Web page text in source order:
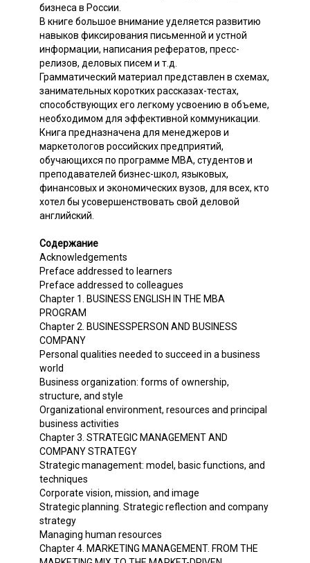
бизнеса в России.
В книге большое внимание уделяется развитию
навыков фиксирования письменной и устной
информации, написания рефератов, пресс-
релизов, деловых писем и т.д.
Грамматический материал представлен в схемах,
занимательных коротких рассказах-тестах,
способствующих его легкому усвоению в объеме,
необходимом для эффективной коммуникации.
Книга предназначена для менеджеров и
маркетологов российских предприятий,
обучающихся по программе МВА, студентов и
преподавателей бизнес-школ, языковых,
финансовых и экономических вузов, для всех, кто
хотел бы усовершенствовать свой деловой
английский.
Содержание
Acknowledgements
Preface addressed to learners
Preface addressed to colleagues
Chapter 1. BUSINESS ENGLISH IN THE MBA
PROGRAM
Chapter 2. BUSINESSPERSON AND BUSINESS
COMPANY
Personal qualities needed to succeed in a business
world
Business organization: forms of ownership,
structure, and style
Organizational environment, resources and principal
business activities
Chapter 3. STRATEGIC MANAGEMENT AND
COMPANY STRATEGY
Strategic management: model, basic functions, and
techniques
Corporate vision, mission, and image
Strategic planning. Strategic reflection and company
strategy
Managing human resources
Chapter 4. MARKETING MANAGEMENT. FROM THE